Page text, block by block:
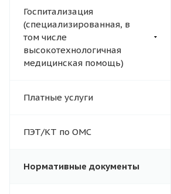
Госпитализация
(специализированная, в
том числе
высокотехнологичная
медицинская помощь)
Платные услуги
ПЭТ/КТ по ОМС
Нормативные документы